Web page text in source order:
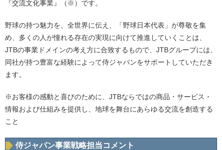
『交流文化事業』（※）です。
野球の持つ魅力を、全世界に伝え、「野球日本代表」が尊敬を集
め、多くの人が憧れる存在の実現に向けて推進していくことは、
JTBの事業ドメインの考え方に合致するもので、JTBグループには、
同社が持つ豊富な経験によって侍ジャパンをサポートしていただき
ます。
※お客様の感動と喜びのために、JTBならではの商品・サービス・
情報および仕組みを提供し、地球を舞台にあらゆる交流を創造する
こと
侍ジャパン事業戦略担当コメント